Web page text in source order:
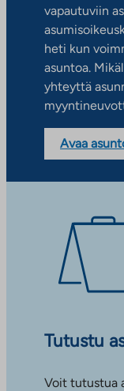
vapautuviin
heti kun
asuntoa.
yhteyttä
Avaa
Tutustu
Voit tutustua